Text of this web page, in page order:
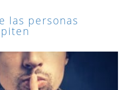
las personas